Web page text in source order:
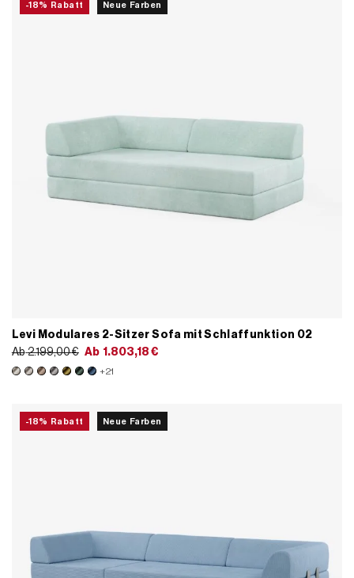
-18% Rabatt Neue Farben
+21
Levi Modulares 2-Sitzer Sofa mit Schlaffunktion 02
Ab 2.199,00€ Ab 1.803,18 €
-18% Rabatt Neue Farben